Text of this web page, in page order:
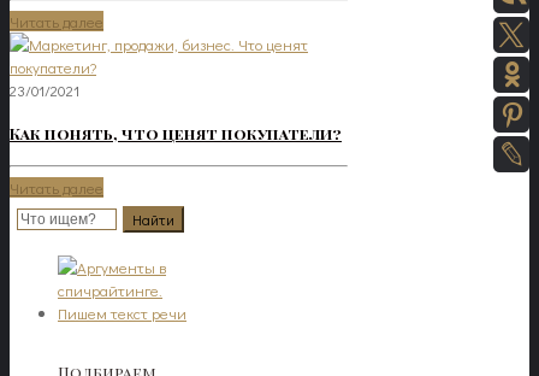
Читать далее
23/01/2021
Как понять, что ценят покупатели?
Читать далее
Подбираем